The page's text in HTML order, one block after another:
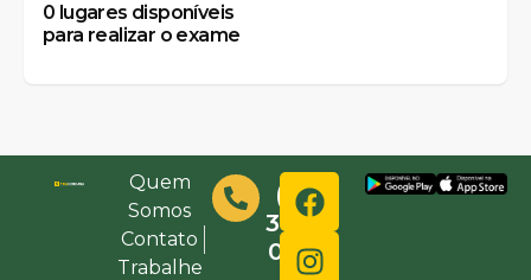
0 lugares disponíveis
para realizar o exame
Quem
Somos
Contato
Trabalhe
(48)
3632-
0000